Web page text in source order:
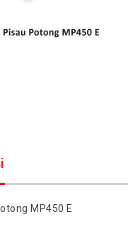
MP450 E